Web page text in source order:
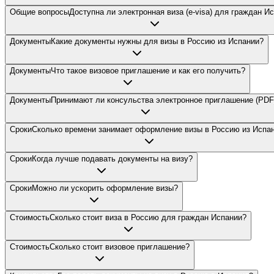
Общие вопросыДоступна ли электронная виза (e-visa) для граждан
ДокументыКакие документы нужны для визы в Россию из Испании?
ДокументыЧто такое визовое приглашение и как его получить?
ДокументыПринимают ли консульства электронное приглашение
СрокиСколько времени занимает оформление визы в Россию из
СрокиКогда лучше подавать документы на визу?
СрокиМожно ли ускорить оформление визы?
СтоимостьСколько стоит виза в Россию для граждан Испании?
СтоимостьСколько стоит визовое приглашение?